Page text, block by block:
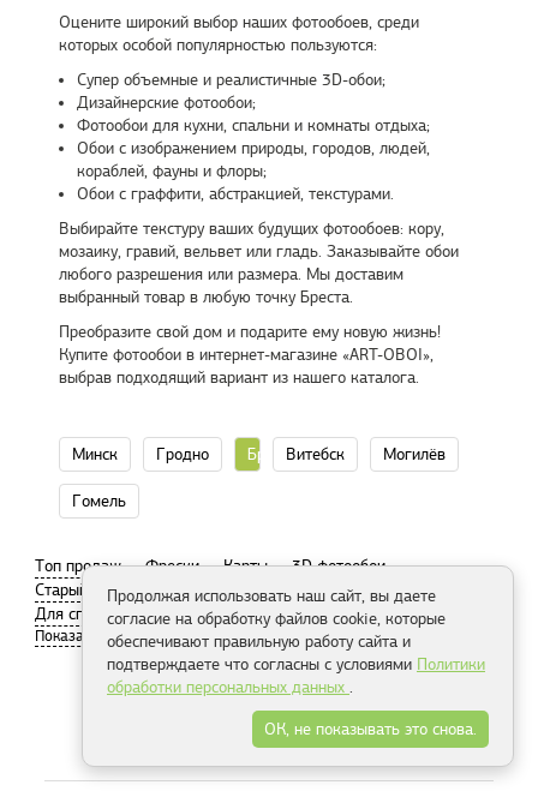
Оцените широкий выбор наших фотообоев, среди
которых особой популярностью пользуются:
Супер объемные и реалистичные 3D-обои;
Дизайнерские фотообои;
Фотообои для кухни, спальни и комнаты отдыха;
Обои с изображением природы, городов, людей,
кораблей, фауны и флоры;
Обои с граффити, абстракцией, текстурами.
Выбирайте текстуру ваших будущих фотообоев: кору,
мозаику, гравий, вельвет или гладь. Заказывайте обои
любого разрешения или размера. Мы доставим
выбранный товар в любую точку Бреста.
Преобразите свой дом и подарите ему новую жизнь!
Купите фотообои в интернет-магазине «ART-OBOI»,
выбрав подходящий вариант из нашего каталога.
Минск Гродно БрестВитебск Могилёв
Гомель
Tоп продаж Фрески Карты
3D фотообои
Старый город
Париж
Современный город
Для спальни
Пляж
Распродажа
Продолжая использовать наш сайт, вы даете
согласие на обработку файлов cookie, которые
обеспечивают правильную работу сайта и
подтверждаете что согласны с условиями Политики
обработки персональных данных .
ОК, не показывать это снова.